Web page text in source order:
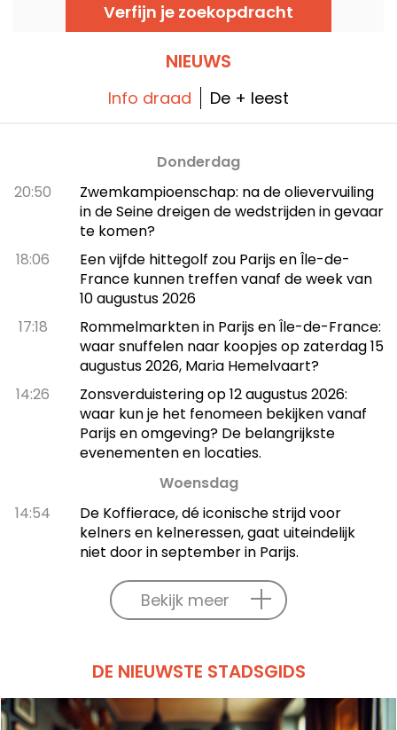
Verfijn je zoekopdracht
NIEUWS
Info draad De + leest
Donderdag
20:50
Zwemkampioenschap: na de olievervuiling
in de Seine dreigen de wedstrijden in gevaar
te komen?
18:06
Een vijfde hittegolf zou Parijs en Île-de-
France kunnen treffen vanaf de week van
10 augustus 2026
17:18
Rommelmarkten in Parijs en Île-de-France:
waar snuffelen naar koopjes op zaterdag 15
augustus 2026, Maria Hemelvaart?
14:26
Zonsverduistering op 12 augustus 2026:
waar kun je het fenomeen bekijken vanaf
Parijs en omgeving? De belangrijkste
evenementen en locaties.
Woensdag
14:54
De Koffierace, dé iconische strijd voor
kelners en kelneressen, gaat uiteindelijk
niet door in september in Parijs.
Bekijk meer
DE NIEUWSTE STADSGIDS